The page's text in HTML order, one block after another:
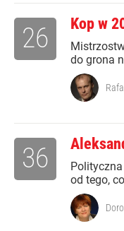
Kop w
do grona
26
od tego,
36